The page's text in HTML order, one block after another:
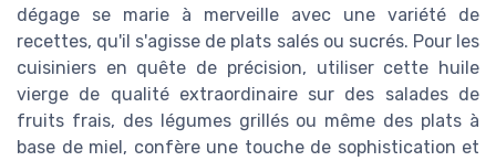
dégage se marie à merveille avec une variété de
recettes, qu'il s'agisse de plats salés ou sucrés. Pour les
cuisiniers en quête de précision, utiliser cette huile
vierge de qualité extraordinaire sur des salades de
fruits frais, des légumes grillés ou même des plats à
base de miel, confère une touche de sophistication et